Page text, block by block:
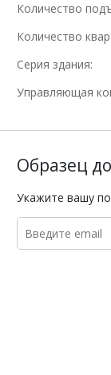
Количество
Количество
Серия здания:
Управляющая
Образец
Укажите вашу